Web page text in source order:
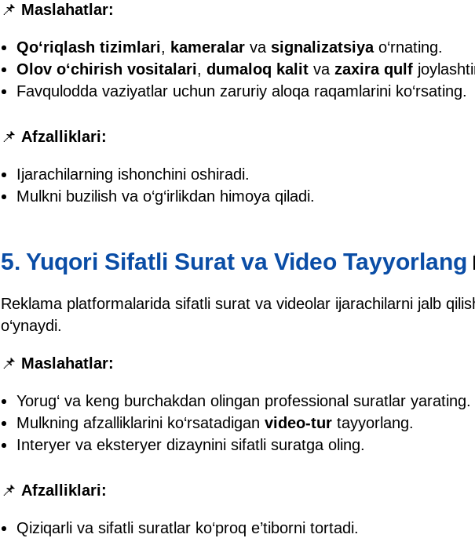
📌 Maslahatlar:
Qo‘riqlash tizimlari, kameralar va signalizatsiyao‘rnating.
Olov o‘chirish vositalari, dumaloq kalit va zaxira qulf
Favqulodda vaziyatlar uchun zaruriy aloqa raqamlarini ko‘rsating.
📌 Afzalliklari:
Ijarachilarning ishonchini oshiradi.
Mulkni buzilish va o‘g‘irlikdan himoya qiladi.
5. Yuqori Sifatli Surat va Video Tayyorlang
Reklama platformalarida sifatli surat va videolar ijarachilarni jalb
o‘ynaydi.
📌 Maslahatlar:
Yorug‘ va keng burchakdan olingan professional suratlar yarating.
Mulkning afzalliklarini ko‘rsatadigan video-tur tayyorlang.
Interyer va eksteryer dizaynini sifatli suratga oling.
📌 Afzalliklari:
Qiziqarli va sifatli suratlar ko‘proq e’tiborni tortadi.